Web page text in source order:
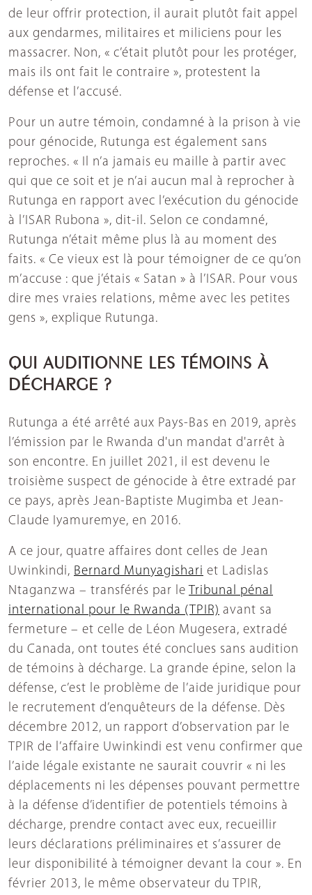
de leur offrir protection, il aurait plutôt fait appel
aux gendarmes, militaires et miliciens pour les
massacrer. Non, « c’était plutôt pour les protéger,
mais ils ont fait le contraire », protestent la
défense et l’accusé.
Pour un autre témoin, condamné à la prison à vie
pour génocide, Rutunga est également sans
reproches. « Il n’a jamais eu maille à partir avec
qui que ce soit et je n’ai aucun mal à reprocher à
Rutunga en rapport avec l’exécution du génocide
à l’ISAR Rubona », dit-il. Selon ce condamné,
Rutunga n’était même plus là au moment des
faits. « Ce vieux est là pour témoigner de ce qu’on
m’accuse : que j’étais « Satan » à l’ISAR. Pour vous
dire mes vraies relations, même avec les petites
gens », explique Rutunga.
QUI AUDITIONNE LES TÉMOINS À
DÉCHARGE ?
Rutunga a été arrêté aux Pays-Bas en 2019, après
l’émission par le Rwanda d'un mandat d'arrêt à
son encontre. En juillet 2021, il est devenu le
troisième suspect de génocide à être extradé par
ce pays, après Jean-Baptiste Mugimba et Jean-
Claude Iyamuremye, en 2016.
A ce jour, quatre affaires dont celles de Jean
Uwinkindi, Bernard Munyagishari et Ladislas
Ntaganzwa – transférés par le Tribunal pénal
international pour le Rwanda (TPIR) avant sa
fermeture – et celle de Léon Mugesera, extradé
du Canada, ont toutes été conclues sans audition
de témoins à décharge. La grande épine, selon la
défense, c’est le problème de l’aide juridique pour
le recrutement d’enquêteurs de la défense. Dès
décembre 2012, un rapport d’observation par le
TPIR de l’affaire Uwinkindi est venu confirmer que
l’aide légale existante ne saurait couvrir « ni les
déplacements ni les dépenses pouvant permettre
à la défense d’identifier de potentiels témoins à
décharge, prendre contact avec eux, recueillir
leurs déclarations préliminaires et s’assurer de
leur disponibilité à témoigner devant la cour ». En
février 2013, le même observateur du TPIR,